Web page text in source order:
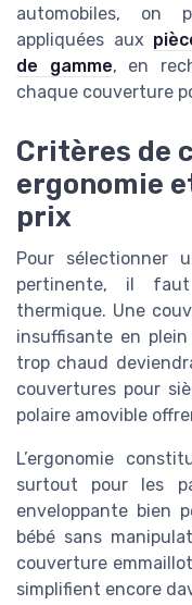
automobiles, on
appliquées aux
de gamme, en
chaque couverture
Critères de
ergonomie
prix
Pour sélectionner
pertinente, il
thermique. Une
insuffisante en
trop chaud
couvertures pour
polaire amovible
L’ergonomie
surtout pour les
enveloppante bien
bébé sans
couverture
simplifient encore